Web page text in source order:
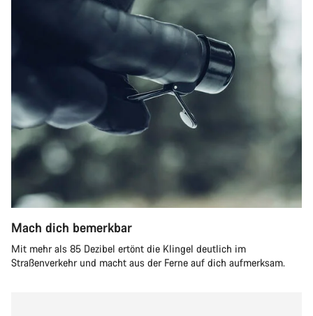
Mach dich bemerkbar
Mit mehr als 85 Dezibel ertönt die Klingel deutlich im
Straßenverkehr und macht aus der Ferne auf dich aufmerksam.